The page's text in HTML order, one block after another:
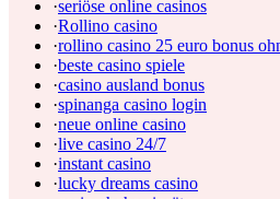
·seriöse online casinos
·Rollino casino
·rollino casino 25 euro bonus
·beste casino spiele
·casino ausland bonus
·spinanga casino login
·neue online casino
·live casino 24/7
·instant casino
·lucky dreams casino